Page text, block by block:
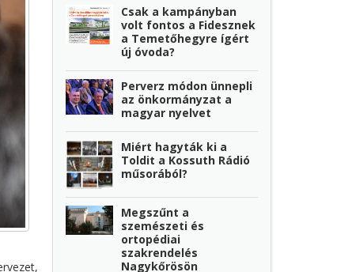
Csak a kampányban
volt fontos a Fidesznek
a Temetőhegyre ígért
új óvoda?
Perverz módon ünnepli
az önkormányzat a
magyar nyelvet
Miért hagyták ki a
Toldit a Kossuth Rádió
műsorából?
Megszűnt a
szemészeti és
ortopédiai
szakrendelés
Nagykőrösön